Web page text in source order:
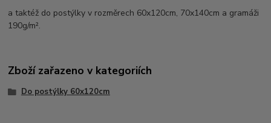
a taktéž do postýlky v rozměrech 60x120cm, 70x140cm a gramáži
190g/m².
Zboží zařazeno v kategoriích
Do postýlky 60x120cm